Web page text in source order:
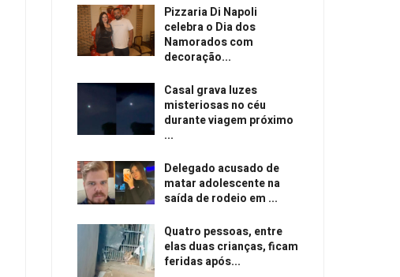
Pizzaria Di Napoli
celebra o Dia dos
Namorados com
decoração...
Casal grava luzes
misteriosas no céu
durante viagem próximo
...
Delegado acusado de
matar adolescente na
saída de rodeio em ...
Quatro pessoas, entre
elas duas crianças, ficam
feridas após...